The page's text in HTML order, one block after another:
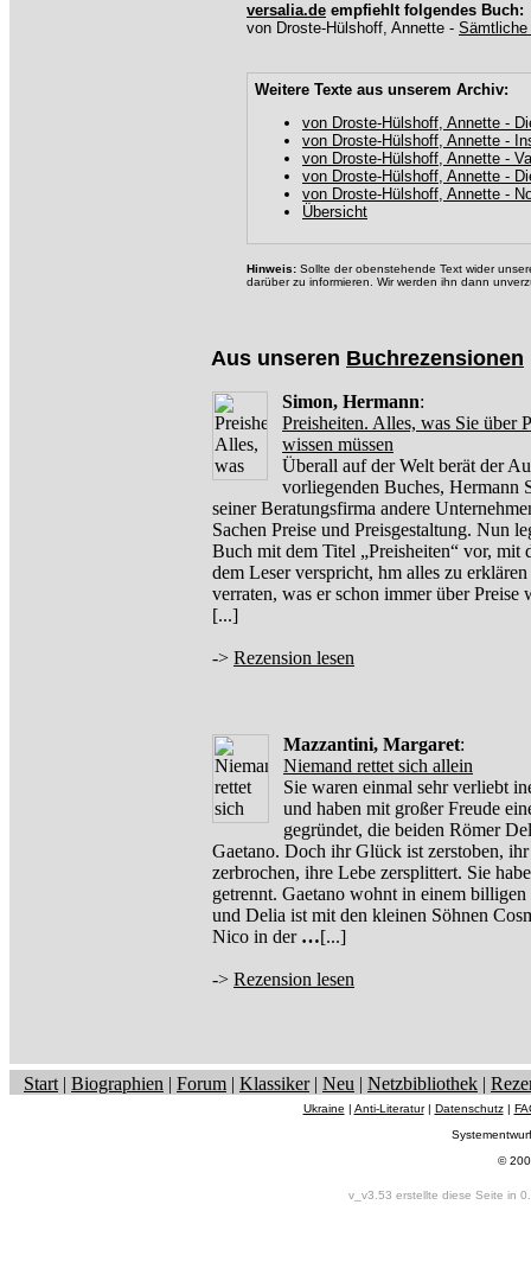
versalia.de empfiehlt folgendes Buch:
von Droste-Hülshoff, Annette -
Weitere Texte aus unserem Archiv:
von Droste-Hülshoff, Annette -
von Droste-Hülshoff, Annette -
von Droste-Hülshoff, Annette -
von Droste-Hülshoff, Annette -
von Droste-Hülshoff, Annette -
Übersicht
Hinweis: Sollte der obenstehende Text wider
darüber zu informieren. Wir werden ihn dann
Aus unseren Buchrezensionen
Simon, Hermann:
Preisheiten. Alles, was Sie über
wissen müssen
Überall auf der Welt berät der
vorliegenden Buches, Hermann
seiner Beratungsfirma andere
Sachen Preise und Preisgestaltung. Nun
Buch mit dem Titel „Preisheiten“ vor, mit
dem Leser verspricht, hm alles zu
verraten, was er schon immer über Preise
[...]
-> Rezension lesen
Mazzantini, Margaret:
Niemand rettet sich allein
Sie waren einmal sehr verliebt
und haben mit großer Freude
gegründet, die beiden Römer
Gaetano. Doch ihr Glück ist zerstoben,
zerbrochen, ihre Lebe zersplittert. Sie
getrennt. Gaetano wohnt in einem
und Delia ist mit den kleinen Söhnen
Nico in der …[...]
-> Rezension lesen
Start | Biographien | Forum | Klassiker| Neu | Netzbibliothek |
Ukraine | Anti-Literatur| Datenschutz|
©
v_v3.53 erstellte diese Seite in